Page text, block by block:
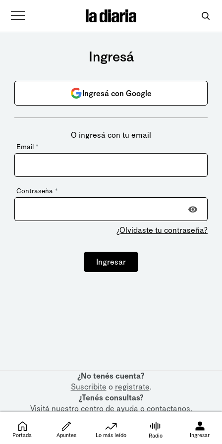
Ingresá
Ingresá con Google
O ingresá con tu email
Email *
Contraseña *
¿Olvidaste tu contraseña?
Ingresar
¿No tenés cuenta?
Suscribite o registrate.
¿Tenés consultas?
Visitá nuestrocentro de ayudaocontactanos.
Portada Apuntes Lo más leído Radio Ingresar